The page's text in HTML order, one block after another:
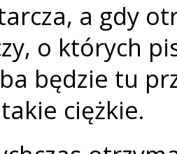
a gdy
o których
będzie tu
ciężkie.